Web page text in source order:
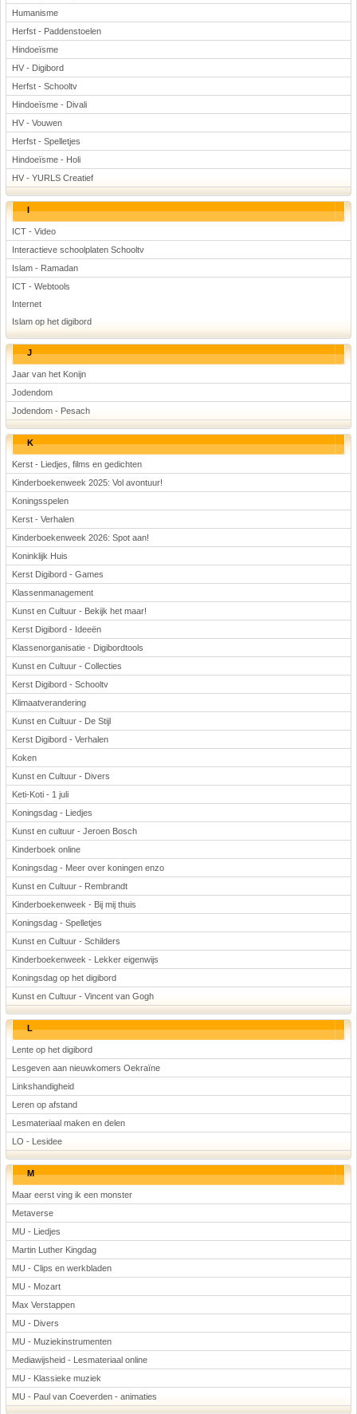
Humanisme
Herfst - Paddenstoelen
Hindoeïsme
HV - Digibord
Herfst - Schooltv
Hindoeïsme - Divali
HV - Vouwen
Herfst - Spelletjes
Hindoeïsme - Holi
HV - YURLS Creatief
I
ICT - Video
Interactieve schoolplaten Schooltv
Islam - Ramadan
ICT - Webtools
Internet
Islam op het digibord
J
Jaar van het Konijn
Jodendom
Jodendom - Pesach
K
Kerst - Liedjes, films en gedichten
Kinderboekenweek 2025: Vol avontuur!
Koningsspelen
Kerst - Verhalen
Kinderboekenweek 2026: Spot aan!
Koninklijk Huis
Kerst Digibord - Games
Klassenmanagement
Kunst en Cultuur - Bekijk het maar!
Kerst Digibord - Ideeën
Klassenorganisatie - Digibordtools
Kunst en Cultuur - Collecties
Kerst Digibord - Schooltv
Klimaatverandering
Kunst en Cultuur - De Stijl
Kerst Digibord - Verhalen
Koken
Kunst en Cultuur - Divers
Keti-Koti - 1 juli
Koningsdag - Liedjes
Kunst en cultuur - Jeroen Bosch
Kinderboek online
Koningsdag - Meer over koningen enzo
Kunst en Cultuur - Rembrandt
Kinderboekenweek - Bij mij thuis
Koningsdag - Spelletjes
Kunst en Cultuur - Schilders
Kinderboekenweek - Lekker eigenwijs
Koningsdag op het digibord
Kunst en Cultuur - Vincent van Gogh
L
Lente op het digibord
Lesgeven aan nieuwkomers Oekraïne
Linkshandigheid
Leren op afstand
Lesmateriaal maken en delen
LO - Lesidee
M
Maar eerst ving ik een monster
Metaverse
MU - Liedjes
Martin Luther Kingdag
MU - Clips en werkbladen
MU - Mozart
Max Verstappen
MU - Divers
MU - Muziekinstrumenten
Mediawijsheid - Lesmateriaal online
MU - Klassieke muziek
MU - Paul van Coeverden - animaties